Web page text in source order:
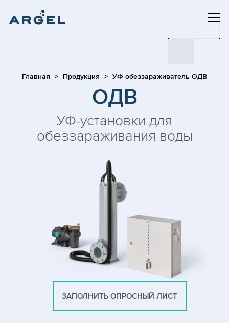
Главная Продукция УФ обеззараживатель ОДВ
ОДВ
УФ-установки для
обеззараживания воды
ЗАПОЛНИТЬ ОПРОСНЫЙ ЛИСТ